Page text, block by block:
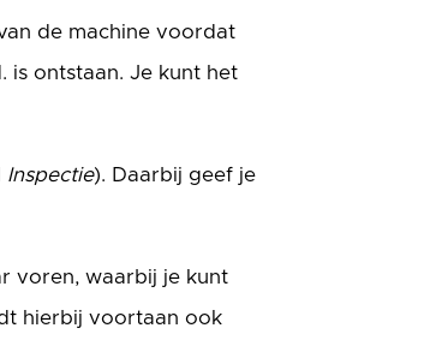
de machine voordat
ontstaan. Je kunt het
Inspectie). Daarbij geef je
voren, waarbij je kunt
hierbij voortaan ook